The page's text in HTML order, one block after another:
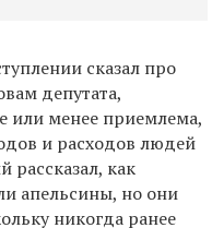
сказал про
депутата,
или менее приемлема,
и расходов людей
рассказал, как
апельсины, но они
никогда ранее